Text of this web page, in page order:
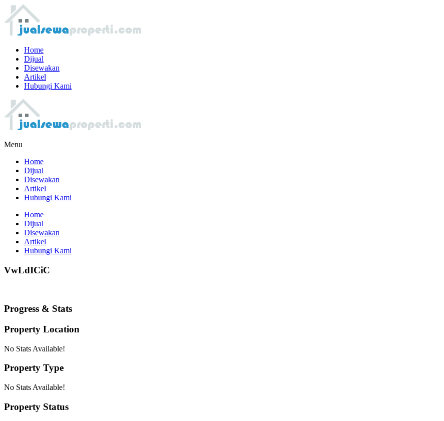
Home
Dijual
Disewakan
Artikel
Hubungi Kami
Menu
Home
Dijual
Disewakan
Artikel
Hubungi Kami
Home
Dijual
Disewakan
Artikel
Hubungi Kami
VwLdICiC
Progress & Stats
Property Location
No Stats Available!
Property Type
No Stats Available!
Property Status